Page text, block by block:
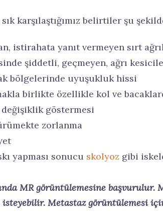
karşılaştığımız belirtiler şu
istirahata yanıt vermeyen sırt
şiddetli, geçmeyen, ağrı
bölgelerinde uyuşukluk hissi
birlikte özellikle kol ve
göstermesi
zorlanma
yapması sonucu skolyoz gibi
MR görüntülemesine başvurulur.
Metastaz görüntülemesi